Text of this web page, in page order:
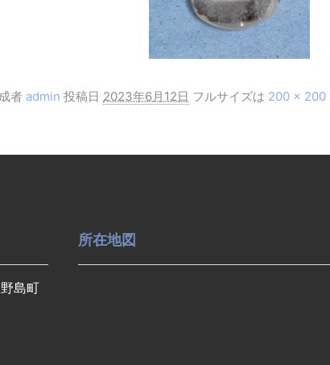
者 admin 投稿日 2023年6月12日 フルサイズは 200 × 200
島町
所在地図